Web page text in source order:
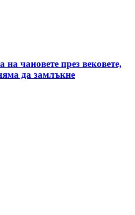
на чановете през вековете,
да замлъкне